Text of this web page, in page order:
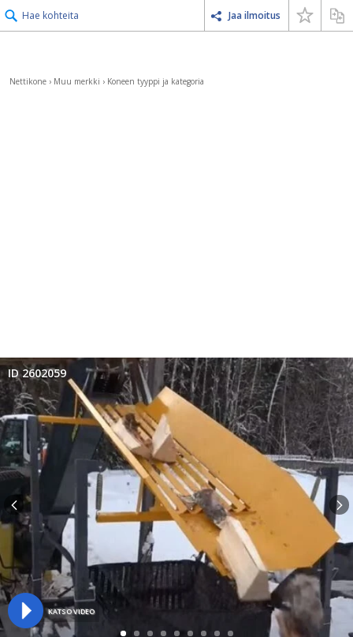
Hae kohteita Jaa ilmoitus
Nettikone › Muu merkki › Koneen tyyppi ja kategoria
KATSO VIDEO
ID 2602059